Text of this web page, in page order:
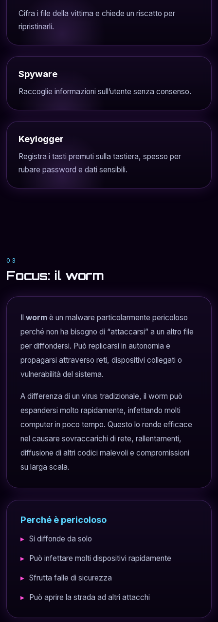
Cifra i file della vittima e chiede un riscatto per
ripristinarli.
Spyware
Raccoglie informazioni sull’utente senza consenso.
Keylogger
Registra i tasti premuti sulla tastiera, spesso per
rubare password e dati sensibili.
03
Focus: il worm
Ilworm è un malware particolarmente pericoloso
perché non ha bisogno di “attaccarsi” a un altro file
per diffondersi. Può replicarsi in autonomia e
propagarsi attraverso reti, dispositivi collegati o
vulnerabilità del sistema.
A differenza di un virus tradizionale, il worm può
espandersi molto rapidamente, infettando molti
computer in poco tempo. Questo lo rende efficace
nel causare sovraccarichi di rete, rallentamenti,
diffusione di altri codici malevoli e compromissioni
su larga scala.
Perché è pericoloso
Si diffonde da solo
Può infettare molti dispositivi rapidamente
Sfrutta falle di sicurezza
Può aprire la strada ad altri attacchi